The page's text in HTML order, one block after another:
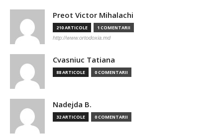
Preot Victor Mihalachi
210 ARTICOLE 1 COMENTARII
http://www.ortodoxia.md
Cvasniuc Tatiana
88 ARTICOLE 0 COMENTARII
Nadejda B.
32 ARTICOLE 0 COMENTARII